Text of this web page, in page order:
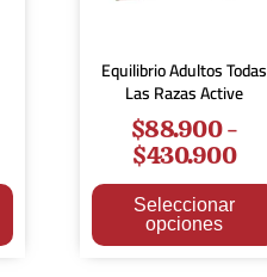
Equilibrio Adultos Todas
Las Razas Active
$88.900-
$430.900
Seleccionar
opciones